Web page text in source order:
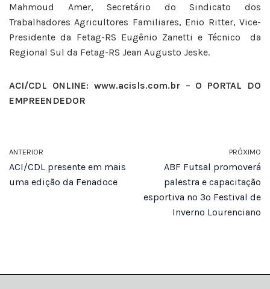
Mahmoud Amer, Secretário do Sindicato dos
Trabalhadores Agricultores Familiares, Enio Ritter, Vice-
Presidente da Fetag-RS Eugênio Zanetti e Técnico da
Regional Sul da Fetag-RS Jean Augusto Jeske.
ACI/CDL ONLINE: www.acisls.com.br – O PORTAL DO
EMPREENDEDOR
ANTERIOR
ACI/CDL presente em mais
uma edição da Fenadoce
PRÓXIMO
ABF Futsal promoverá
palestra e capacitação
esportiva no 3º Festival de
Inverno Lourenciano